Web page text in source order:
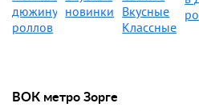
ВОК метро Зорге